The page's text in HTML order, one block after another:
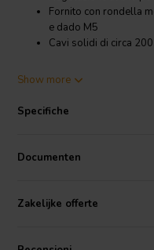
Fornito con rondella
e dado M5
Cavi solidi di circa
Dettagli prodotto
alimentatoria bassa tensione
3,47 A.
Show more
Specifiche
Documenten
Zakelijke offerte